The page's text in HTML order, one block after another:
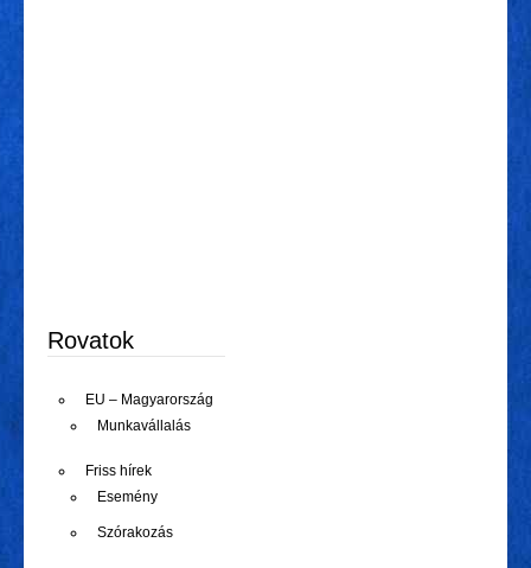
Rovatok
EU – Magyarország
Munkavállalás
Friss hírek
Esemény
Szórakozás